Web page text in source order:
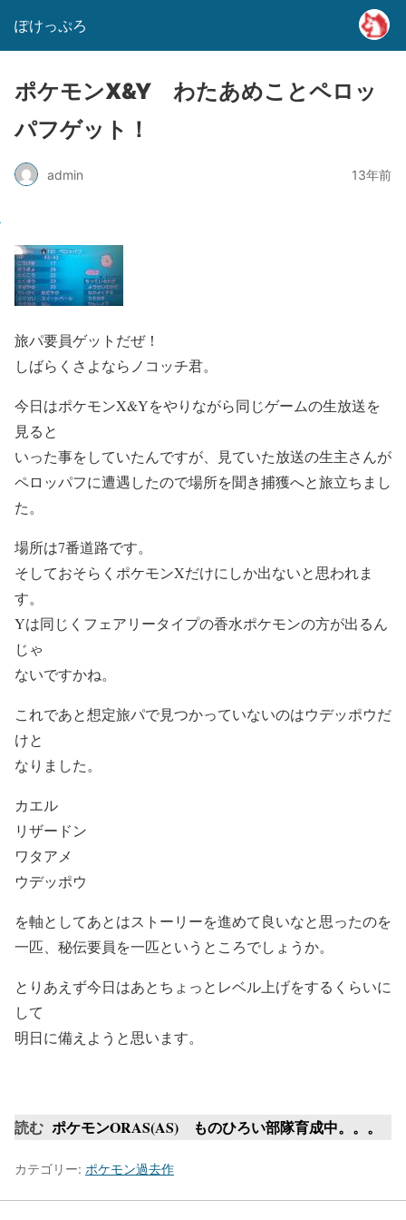
ぽけっぷろ
ポケモンX&Y わたあめことペロッ
パフゲット！
admin 13年前
旅パ要員ゲットだぜ！
しばらくさよならノコッチ君。
今日はポケモンX&Yをやりながら同じゲームの生放送を
見ると
いった事をしていたんですが、見ていた放送の生主さんが
ペロッパフに遭遇したので場所を聞き捕獲へと旅立ちまし
た。
場所は7番道路です。
そしておそらくポケモンXだけにしか出ないと思われま
す。
Yは同じくフェアリータイプの香水ポケモンの方が出るん
じゃ
ないですかね。
これであと想定旅パで見つかっていないのはウデッポウだ
けと
なりました。
カエル
リザードン
ワタアメ
ウデッポウ
を軸としてあとはストーリーを進めて良いなと思ったのを
一匹、秘伝要員を一匹というところでしょうか。
とりあえず今日はあとちょっとレベル上げをするくらいに
して
明日に備えようと思います。
読む ポケモンORAS(AS) ものひろい部隊育成中。。。
カテゴリー: ポケモン過去作